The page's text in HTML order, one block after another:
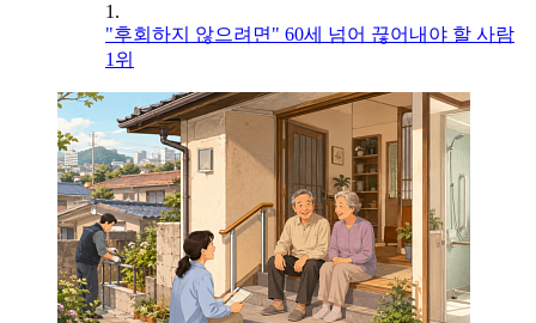
1.
"후회하지 않으려면" 60세 넘어 끊어내야 할 사람
1위